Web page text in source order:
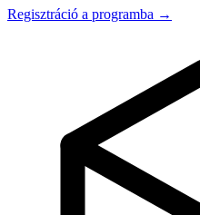
Regisztráció a programba →